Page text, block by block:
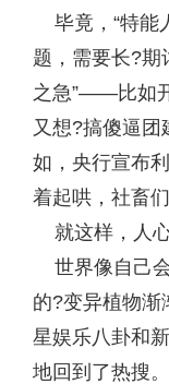
毕竟，“特能
题，需要长?期
之急”——比如
又想?搞傻逼团
如，央行宣布
着起哄，社畜
就这样，人心
世界像自己
的?变异植物渐
星娱乐八卦和
地回到了热搜。